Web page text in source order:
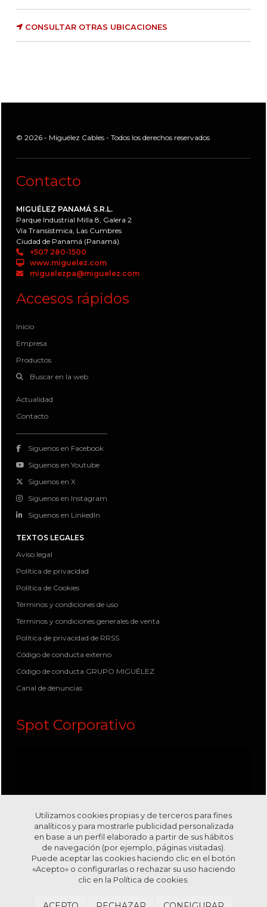
CONSULTAR OTRAS UBICACIONES
© 2026 - Miguélez Cables - Todos los derechos reservados
Contacto
MIGUÉLEZ PANAMÁ S.R.L.
Parque Industrial Milla 8, Galera 2
Vía Transístmica, Las Cumbres
Ciudad de Panamá (Panamá)
+507 280-1500
www.miguelez.com
miguelezpa@miguelez.com
Accesos rápidos
Inicio
Empresa
Productos
Buscar en la web
Actualidad
Contacto
Siguenos en Facebook
Siguenos en Youtube
Siguenos en X
Siguenos en Instagram
Siguenos en LinkedIn
TEXTOS LEGALES
Aviso legal
Política de privacidad
Política de Cookies
Términos y condiciones de uso
Términos y condiciones generales de venta
Política de privacidad de RRSS
Código de conducta externo
Código de conducta GRUPO MIGUÉLEZ
Canal de denuncias
Spot Corporativo
Utilizamos cookies propias y de terceros para fines
analíticos y para mostrarle publicidad personalizada
en base a un perfil elaborado a partir de sus hábitos
de navegación (por ejemplo, páginas visitadas).
Puede aceptar las cookies haciendo clic en el botón
«Acepto» o configurarlas o rechazar su uso haciendo
clic en la Política de cookies.